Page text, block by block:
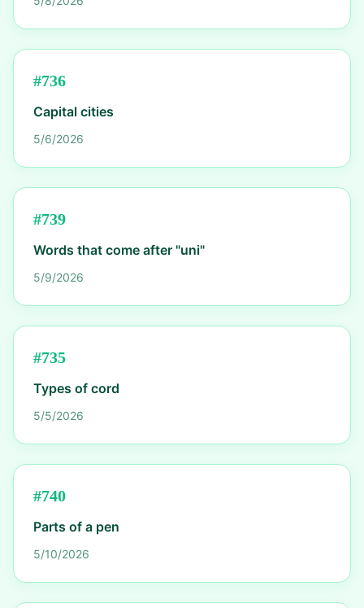
#736
Capital cities
5/6/2026
#739
Words that come after "uni"
5/9/2026
#735
Types of cord
5/5/2026
#740
Parts of a pen
5/10/2026